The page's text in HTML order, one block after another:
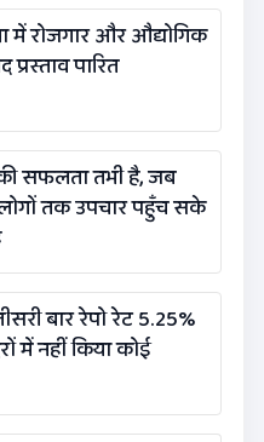
में रोजगार और औद्योगिक
पारित
सफलता तभी है, जब
तक उपचार पहुँच सके
बार रेपो रेट 5.25%
में नहीं किया कोई